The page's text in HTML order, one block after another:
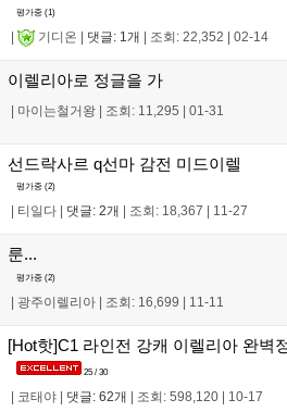
평가중 (1)
기디온 댓글: 1개 조회: 22,352 02-14
이렐리아로 정글을 가
마이는철거왕 조회: 11,295 01-31
선드락사르 q선마 감전 미드이렐
평가중 (2)
티일다 댓글: 2개 조회: 18,367 11-27
룬...
평가중 (2)
| 광주이렐리아 | 조회: 16,699 | 11-11
[Hot핫]C1 라인전 강캐 이렐리아 완벽
25 / 30
코태야 댓글: 62개 조회: 598,120 10-17